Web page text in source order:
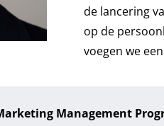
de lancering
op de
voegen we
Management